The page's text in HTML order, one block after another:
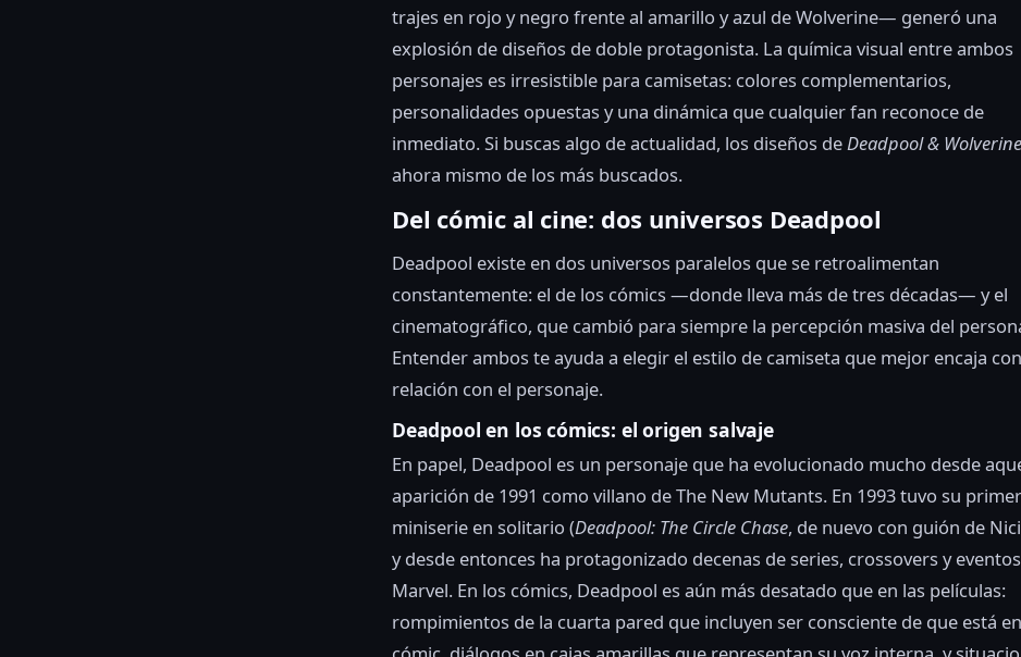
trajes en rojo y negro frente al amarillo y azul de Wolverine— generó una
explosión de diseños de doble protagonista. La química visual entre ambos
personajes es irresistible para camisetas: colores complementarios,
personalidades opuestas y una dinámica que cualquier fan reconoce de
inmediato. Si buscas algo de actualidad, los diseños deDeadpool & Wolverine
ahora mismo de los más buscados.
Del cómic al cine: dos universos Deadpool
Deadpool existe en dos universos paralelos que se retroalimentan
constantemente: el de los cómics —donde lleva más de tres décadas— y el
cinematográfico, que cambió para siempre la percepción masiva del
Entender ambos te ayuda a elegir el estilo de camiseta que mejor encaja
relación con el personaje.
Deadpool en los cómics: el origen salvaje
En papel, Deadpool es un personaje que ha evolucionado mucho desde
aparición de 1991 como villano de The New Mutants. En 1993 tuvo su
miniserie en solitario (Deadpool: The Circle Chase, de nuevo con guión de
y desde entonces ha protagonizado decenas de series, crossovers y
Marvel. En los cómics, Deadpool es aún más desatado que en las películas:
rompimientos de la cuarta pared que incluyen ser consciente de que está